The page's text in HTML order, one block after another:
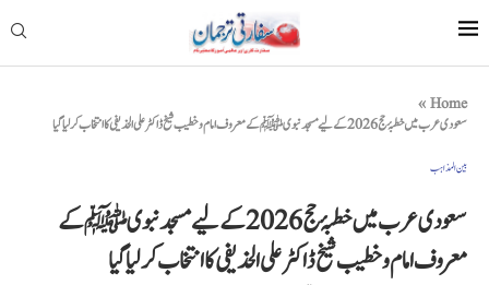
Home
»
سعودی عرب میں خطبۂ حج 2026 کے لیے مسجد نبوی ﷺ کے معروف امام و خطیب شیخ ڈاکٹر علی الحذیفی کا انتخاب کر لیا گیا
بین المذاہب
سعودی عرب میں خطبۂ حج 2026 کے لیے مسجد نبوی ﷺ کے
معروف امام و خطیب شیخ ڈاکٹر علی الحذیفی کا انتخاب کر لیا گیا